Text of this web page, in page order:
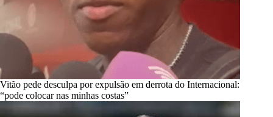
Vitão pede desculpa por expulsão em derrota do Internacional:
“pode colocar nas minhas costas”